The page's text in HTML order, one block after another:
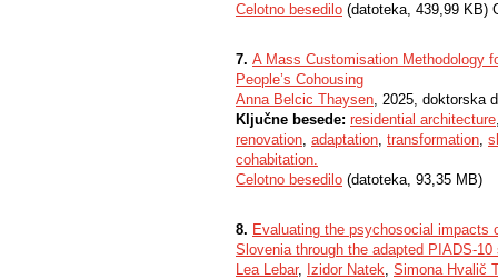
Celotno besedilo (datoteka, 439,99 KB)
7. A Mass Customisation Methodology
People’s Cohousing
Anna Belcic Thaysen, 2025, doktorska
Ključne besede: residential architecture
renovation, adaptation, transformation,
cohabitation.
Celotno besedilo (datoteka, 93,35 MB)
8. Evaluating the psychosocial impacts
Slovenia through the adapted PIADS-10
Lea Lebar, Izidor Natek, Simona Hvalič